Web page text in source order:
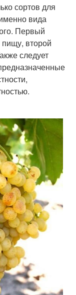
сортов для
вида
Первый
пищу, второй
следует